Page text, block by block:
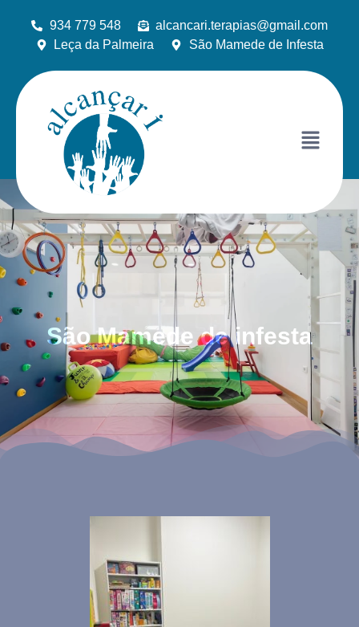
934 779 548
alcancari.terapias@gmail.com
Leça da Palmeira
São Mamede de Infesta
São Mamede de infesta